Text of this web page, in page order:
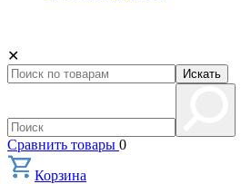
✕
Искать
Сравнить товары 0
Корзина